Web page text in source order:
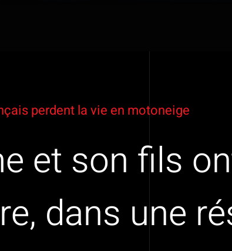
perdent la vie en motoneige
et son fils
dans une